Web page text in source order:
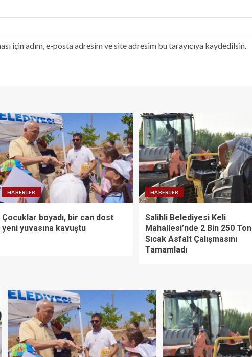
için adım, e-posta adresim ve site adresim bu tarayıcıya kaydedilsin.
HABERLER
Çocuklar boyadı, bir can dost
yeni yuvasına kavuştu
HABERLER
Salihli Belediyesi Keli
Mahallesi’nde 2 Bin 250 Ton
Sıcak Asfalt Çalışmasını
Tamamladı